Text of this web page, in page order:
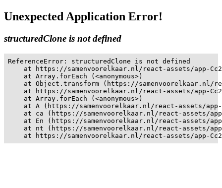
Unexpected Application Error!
structuredClone is not defined
ReferenceError: structuredClone is not defined
at https://samenvoorelkaar.nl/react-assets/app-
    at Array.forEach (<anonymous>)
at Object.transform (https://samenvoorelkaar.nl/
at https://samenvoorelkaar.nl/react-assets/app-
    at Array.forEach (<anonymous>)
at A (https://samenvoorelkaar.nl/react-assets/
at ca (https://samenvoorelkaar.nl/react-assets/
at En (https://samenvoorelkaar.nl/react-assets/
at nt (https://samenvoorelkaar.nl/react-assets/
at https://samenvoorelkaar.nl/react-assets/app-